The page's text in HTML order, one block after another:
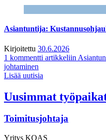
Asiantuntija:
Kirjoitettu 30.6.2026
1 kommentti artikkeliin
johtaminen
Lisää uutisia
Uusimmat
Toimitusjohtaja
Yritys KOAS